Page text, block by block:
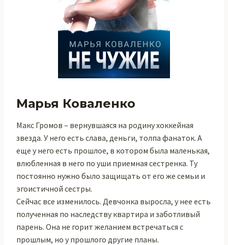
Марья Коваленко
Макс Громов – вернувшаяся на родину хоккейная
звезда. У него есть слава, деньги, толпа фанаток. А
еще у него есть прошлое, в котором была маленькая,
влюбленная в него по уши приемная сестренка. Ту
постоянно нужно было защищать от его же семьи и
эгоистичной сестры.
Сейчас все изменилось. Девчонка выросла, у нее есть
полученная по наследству квартира и заботливый
парень. Она не горит желанием встречаться с
прошлым, но у прошлого другие планы.